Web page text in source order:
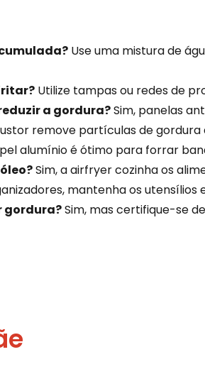
Use uma mistura de
Utilize tampas ou redes de
a gordura?Sim, panelas
remove partículas de gordura
alumínio é ótimo para forrar
Sim, a airfryer cozinha os
mantenha os
gordura?Sim, mas certifique-se